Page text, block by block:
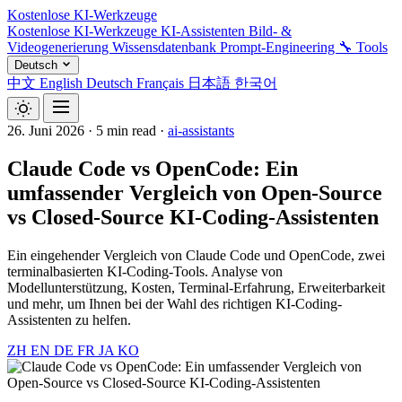
Kostenlose KI-Werkzeuge
Kostenlose KI-Werkzeuge KI-Assistenten Bild- &
Videogenerierung Wissensdatenbank Prompt-Engineering 🔧 Tools
Deutsch
中文 English Deutsch Français 日本語 한국어
26. Juni 2026 · 5 min read · ai-assistants
Claude Code vs OpenCode: Ein
umfassender Vergleich von Open-Source
vs Closed-Source KI-Coding-Assistenten
Ein eingehender Vergleich von Claude Code und OpenCode, zwei
terminalbasierten KI-Coding-Tools. Analyse von
Modellunterstützung, Kosten, Terminal-Erfahrung, Erweiterbarkeit
und mehr, um Ihnen bei der Wahl des richtigen KI-Coding-
Assistenten zu helfen.
ZH EN DE FR JA KO